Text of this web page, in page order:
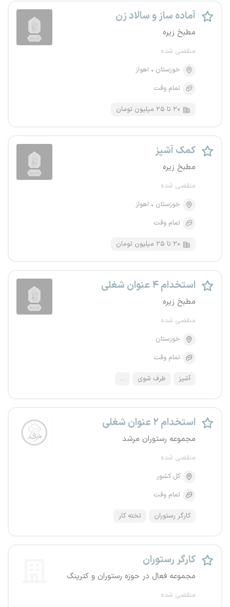
آماده ساز و سالاد زن
مطبخ زیره
منقضی شده
خوزستان
اهواز
تمام وقت
۲۰ تا ۲۵ میلیون تومان
کمک آشپز
مطبخ زیره
منقضی شده
خوزستان
اهواز
تمام وقت
۲۰ تا ۲۵ میلیون تومان
استخدام ۴ عنوان شغلی
مطبخ زیره
منقضی شده
خوزستان
تمام وقت
آشپز ظرف شوی ...
استخدام ۲ عنوان شغلی
مجموعه رستوران مرشد
منقضی شده
کل کشور
تمام وقت
کارگر رستوران تخته کار
کارگر رستوران
مجموعه فعال در حوزه رستوران و کترینگ
منقضی شده